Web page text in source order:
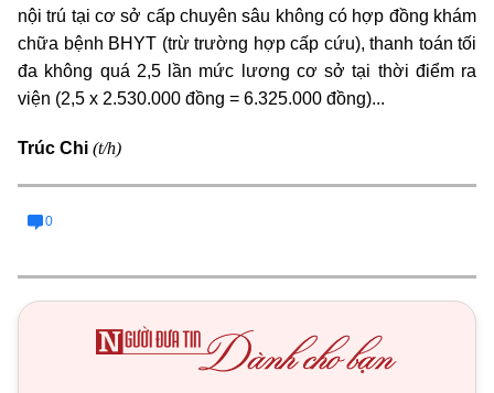
nội trú tại cơ sở cấp chuyên sâu không có hợp đồng khám
chữa bệnh BHYT (trừ trường hợp cấp cứu), thanh toán tối
đa không quá 2,5 lần mức lương cơ sở tại thời điểm ra
viện (2,5 x 2.530.000 đồng = 6.325.000 đồng)...
Trúc Chi (t/h)
0